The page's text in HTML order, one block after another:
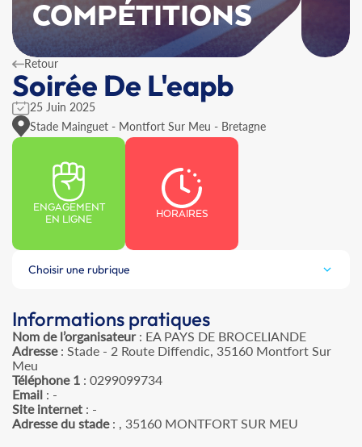
COMPÉTITIONS
Retour
Soirée De L'eapb
25 Juin 2025
Stade Mainguet - Montfort Sur Meu - Bretagne
ENGAGEMENT
EN LIGNE
HORAIRES
Choisir une rubrique
Informations pratiques
Nom de l’organisateur: EA PAYS DE BROCELIANDE
Adresse: Stade - 2 Route Diffendic, 35160 Montfort Sur
Meu
Téléphone 1 : 0299099734
Email : -
Site internet : -
Adresse du stade: , 35160 MONTFORT SUR MEU